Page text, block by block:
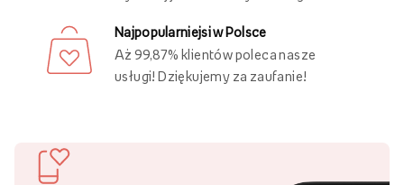
Darmowa dostawa
Złóż zamówienie za minimum 89 zł